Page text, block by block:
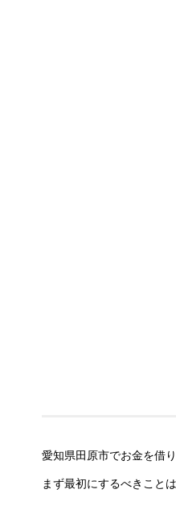
愛知県田原市でお金を借
まず最初にするべきこと